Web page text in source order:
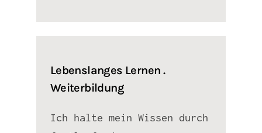
Lebenslanges Lernen .
Weiterbildung
Ich halte mein Wissen durch